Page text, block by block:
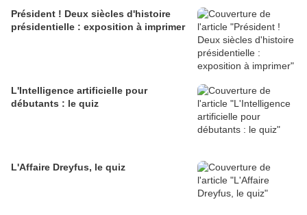
Président ! Deux siècles d'histoire
présidentielle : exposition à imprimer
L'Intelligence artificielle pour
débutants : le quiz
L'Affaire Dreyfus, le quiz